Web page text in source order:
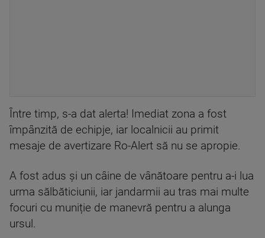
Între timp, s-a dat alerta! Imediat zona a fost
împânzită de echipje, iar localnicii au primit
mesaje de avertizare Ro-Alert să nu se apropie.
A fost adus și un câine de vânătoare pentru a-i lua
urma sălbăticiunii, iar jandarmii au tras mai multe
focuri cu muniție de manevră pentru a alunga
ursul.